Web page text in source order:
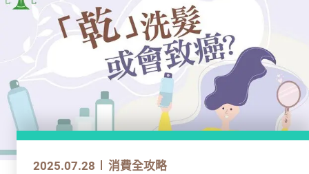
2025.05.07 消費全攻略
2025.07.28 消費全攻略
2025.06.27 消費全攻略
2025.05.07 消費全攻略
2025.07.28 消費全攻略